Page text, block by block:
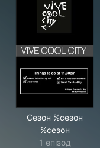
Сезон %сезон
%сезон
1 епізод